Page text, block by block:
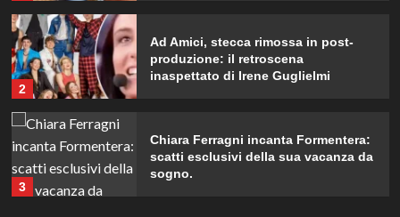
2
Ad Amici, stecca rimossa in post-
produzione: il retroscena
inaspettato di Irene Guglielmi
3
Chiara Ferragni incanta Formentera:
scatti esclusivi della sua vacanza da
sogno.